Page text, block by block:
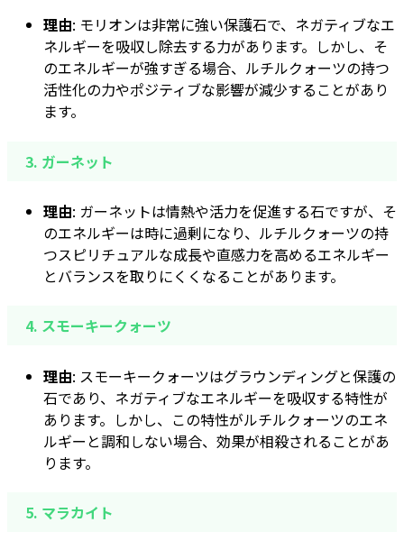
理由: モリオンは非常に強い保護石で、ネガティブなエ
ネルギーを吸収し除去する力があります。しかし、そ
のエネルギーが強すぎる場合、ルチルクォーツの持つ
活性化の力やポジティブな影響が減少することがあり
ます。
3. ガーネット
理由: ガーネットは情熱や活力を促進する石ですが、そ
のエネルギーは時に過剰になり、ルチルクォーツの持
つスピリチュアルな成長や直感力を高めるエネルギー
とバランスを取りにくくなることがあります。
4. スモーキークォーツ
理由: スモーキークォーツはグラウンディングと保護の
石であり、ネガティブなエネルギーを吸収する特性が
あります。しかし、この特性がルチルクォーツのエネ
ルギーと調和しない場合、効果が相殺されることがあ
ります。
5. マラカイト